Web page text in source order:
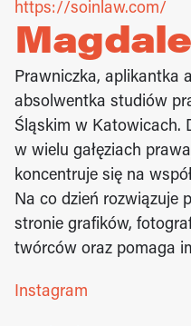
https://soinlaw.com/
Prawniczka, aplikantka
absolwentka studiów
Śląskim w Katowicach.
w wielu gałęziach
koncentruje się na
Na co dzień rozwiązuje
stronie grafików,
twórców oraz pomaga
Instagram